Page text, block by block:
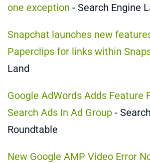
one exception - Search Engine
Snapchat launches new
Paperclips for links within
Land
Google AdWords Adds Feature
Search Ads In Ad Group -
Roundtable
New Google AMP Video Error